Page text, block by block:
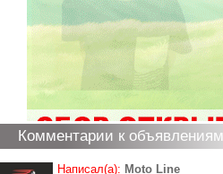
Комментарии к объявлениям
Написал(а): Moto Line